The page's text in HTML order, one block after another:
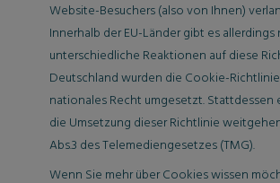
Website-Besuchers (also von Ihnen)
Innerhalb der EU-Länder gibt es
unterschiedliche Reaktionen auf diese
Deutschland wurden die Cookie-
nationales Recht umgesetzt. Stattdessen
die Umsetzung dieser Richtlinie
Abs.3 des Telemediengesetzes (TMG).
Wenn Sie mehr über Cookies wissen